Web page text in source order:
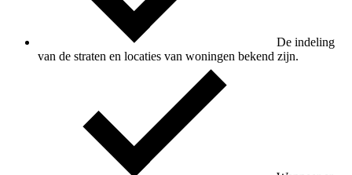
De indeling
van de straten en locaties van woningen bekend zijn.